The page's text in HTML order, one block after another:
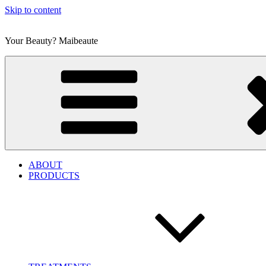
Skip to content
Your Beauty? Maibeaute
ABOUT
PRODUCTS